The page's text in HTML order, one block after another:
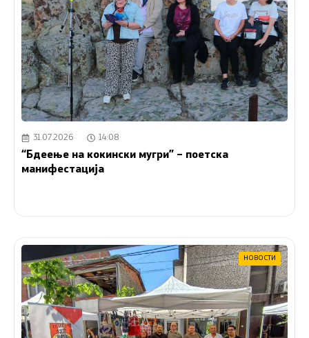
31.07.2026 14:08
“Бдеење на кокински мугри” – поетска
манифестација
НОВОСТИ